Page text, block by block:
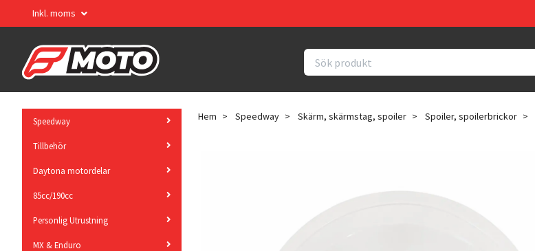
Inkl. moms
Speedway
Tillbehör
Daytona motordelar
85cc/190cc
Personlig Utrustning
MX & Enduro
Hem Speedway Skärm, skärmstag, spoiler Spoiler, spoilerbrickor